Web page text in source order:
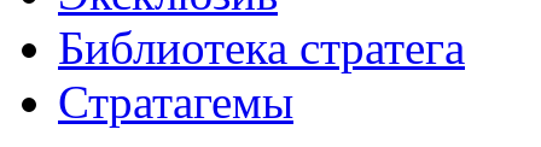
Библиотека стратега
Стратагемы